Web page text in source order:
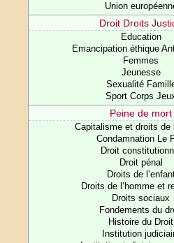
Union
Droit Droits
Education
Emancipation éthique
Femmes
Jeunesse
Sexualité
Sport Corps
Peine de mort
Capitalisme et droits de
Condamnation Le
Droit
Droit pénal
Droits de
Droits de l’homme et
Droits sociaux
Fondements du
Histoire du Droit
Institution